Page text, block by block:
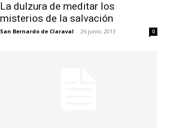
La dulzura de meditar los
misterios de la salvación
San Bernardo de Claraval - 26 junio, 2013 0